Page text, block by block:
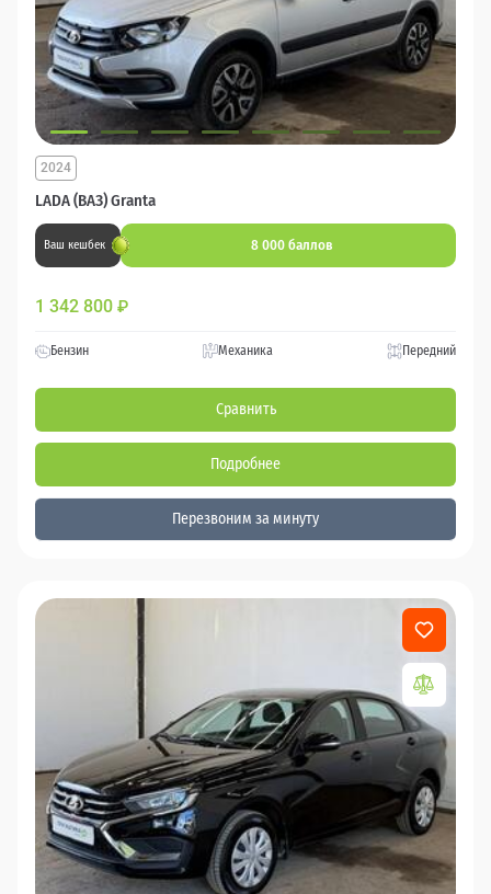
LADA (ВАЗ) Granta
2024
Ваш кешбек 8 000 баллов
1 342 800 ₽
Бензин Механика Передний
Сравнить
Подробнее
Перезвоним за минуту